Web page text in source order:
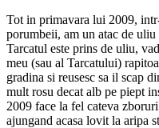
Tot in primavara lui 2009,
porumbeii, am un atac de
Tarcatul este prins de uliu,
meu (sau al Tarcatului)
gradina si reusesc sa il scap
mult rosu decat alb pe piept
2009 face la fel cateva
ajungand acasa lovit la aripa